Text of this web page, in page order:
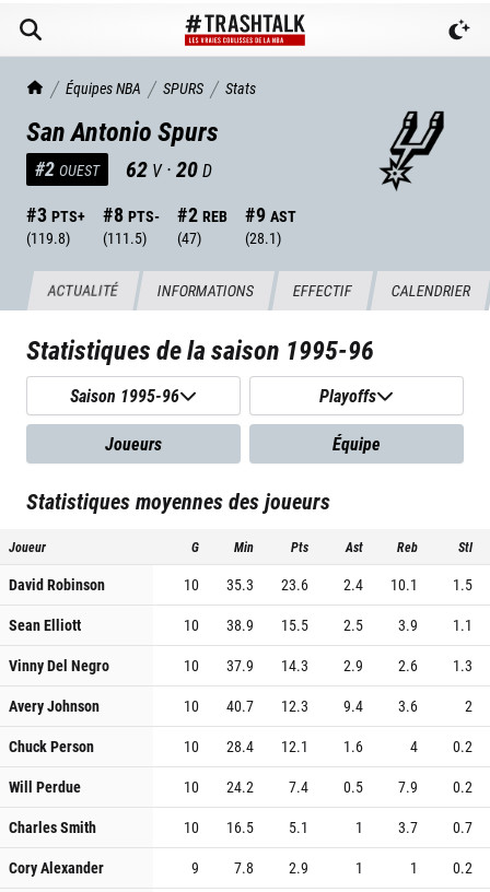
TrashTalk Actu NBA
Équipes NBA SPURS Stats
San Antonio Spurs
#2 OUEST 62 V ·20D
#3 PTS+
(119.8)
#8 PTS-
(111.5)
#2 REB
(47)
#9 AST
(28.1)
ACTUALITÉ INFORMATIONS EFFECTIF CALENDRIER
Statistiques de la saison 1995-96
Saison 1995-96 Playoffs
Joueurs Équipe
Statistiques moyennes des joueurs
Joueur G Min Pts Ast Reb Stl
David Robinson 10 35.3 23.6 2.4 10.1
1.5
Sean Elliott
10 38.9 15.5 2.5 3.9
1.1
Vinny Del Negro
10 37.9 14.3 2.9 2.6
1.3
Avery Johnson
10 40.7 12.3 9.4 3.6
2
Chuck Person
10 28.4 12.1 1.6 4
0.2
Will Perdue
10 24.2 7.4 0.5 7.9
0.2
Charles Smith
10 16.5 5.1 1 3.7
0.7
Cory Alexander
9 7.8 2.9 1 1
0.2